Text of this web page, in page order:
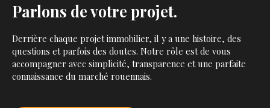
Parlons de votre projet.
Derrière chaque projet immobilier, il y a une histoire, des
questions et parfois des doutes. Notre rôle est de vous
accompagner avec simplicité, transparence et une parfaite
connaissance du marché rouennais.